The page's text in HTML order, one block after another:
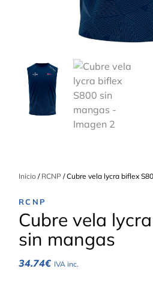
Inicio/ RCNP/ Cubre vela lycra biflex
RCNP
Cubre vela
sin mangas
34.74€ IVA inc.